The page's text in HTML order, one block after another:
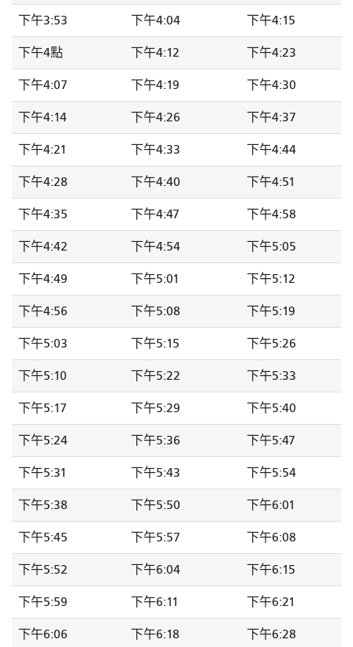
下午3:53 下午4:04 下午4:15
下午4點 下午4:12 下午4:23
下午4:07 下午4:19 下午4:30
下午4:14 下午4:26 下午4:37
下午4:21 下午4:33 下午4:44
下午4:28 下午4:40 下午4:51
下午4:35 下午4:47 下午4:58
下午4:42 下午4:54 下午5:05
下午4:49 下午5:01 下午5:12
下午4:56 下午5:08 下午5:19
下午5:03 下午5:15 下午5:26
下午5:10 下午5:22 下午5:33
下午5:17 下午5:29 下午5:40
下午5:24 下午5:36 下午5:47
下午5:31 下午5:43 下午5:54
下午5:38 下午5:50 下午6:01
下午5:45 下午5:57 下午6:08
下午5:52 下午6:04 下午6:15
下午5:59 下午6:11 下午6:21
下午6:06 下午6:18 下午6:28